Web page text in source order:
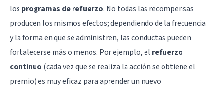
los programas de refuerzo. No todas las recompensas
producen los mismos efectos; dependiendo de la frecuencia
y la forma en que se administren, las conductas pueden
fortalecerse más o menos. Por ejemplo, el refuerzo
continuo (cada vez que se realiza la acción se obtiene el
premio) es muy eficaz para aprender un nuevo